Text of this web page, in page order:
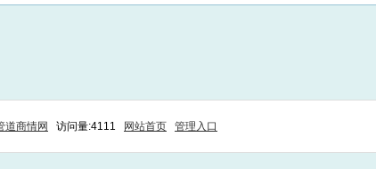
道商情网 访问量:4111 网站首页 管理入口